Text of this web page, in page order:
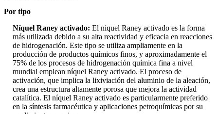
Por tipo
Níquel Raney activado: El níquel Raney activado es la forma
más utilizada debido a su alta reactividad y eficacia en reacciones
de hidrogenación. Este tipo se utiliza ampliamente en la
producción de productos químicos finos, y aproximadamente el
75% de los procesos de hidrogenación química fina a nivel
mundial emplean níquel Raney activado. El proceso de
activación, que implica la lixiviación del aluminio de la aleación,
crea una estructura altamente porosa que mejora la actividad
catalítica. El níquel Raney activado es particularmente preferido
en la síntesis farmacéutica y aplicaciones petroquímicas por su